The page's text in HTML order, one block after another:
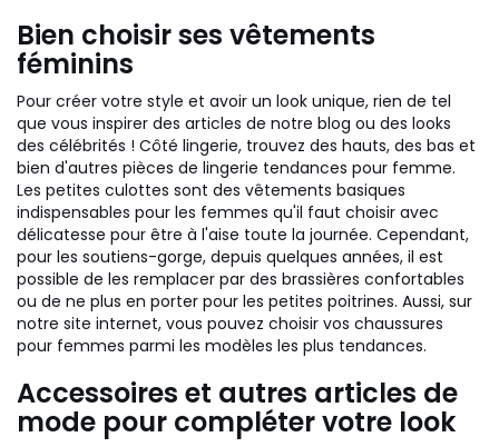
Bien choisir ses vêtements
féminins
Pour créer votre style et avoir un look unique, rien de tel
que vous inspirer des articles de notre blog ou des looks
des célébrités ! Côté lingerie, trouvez des hauts, des bas et
bien d'autres pièces de lingerie tendances pour femme.
Les petites culottes sont des vêtements basiques
indispensables pour les femmes qu'il faut choisir avec
délicatesse pour être à l'aise toute la journée. Cependant,
pour les soutiens-gorge, depuis quelques années, il est
possible de les remplacer par des brassières confortables
ou de ne plus en porter pour les petites poitrines. Aussi, sur
notre site internet, vous pouvez choisir vos chaussures
pour femmes parmi les modèles les plus tendances.
Accessoires et autres articles de
mode pour compléter votre look